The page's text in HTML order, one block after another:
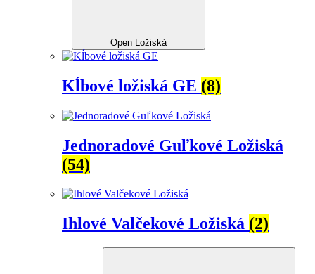
Open Ložiská
Kĺbové ložiská GE (8)
Jednoradové Guľkové Ložiská
(54)
Ihlové Valčekové Ložiská (2)